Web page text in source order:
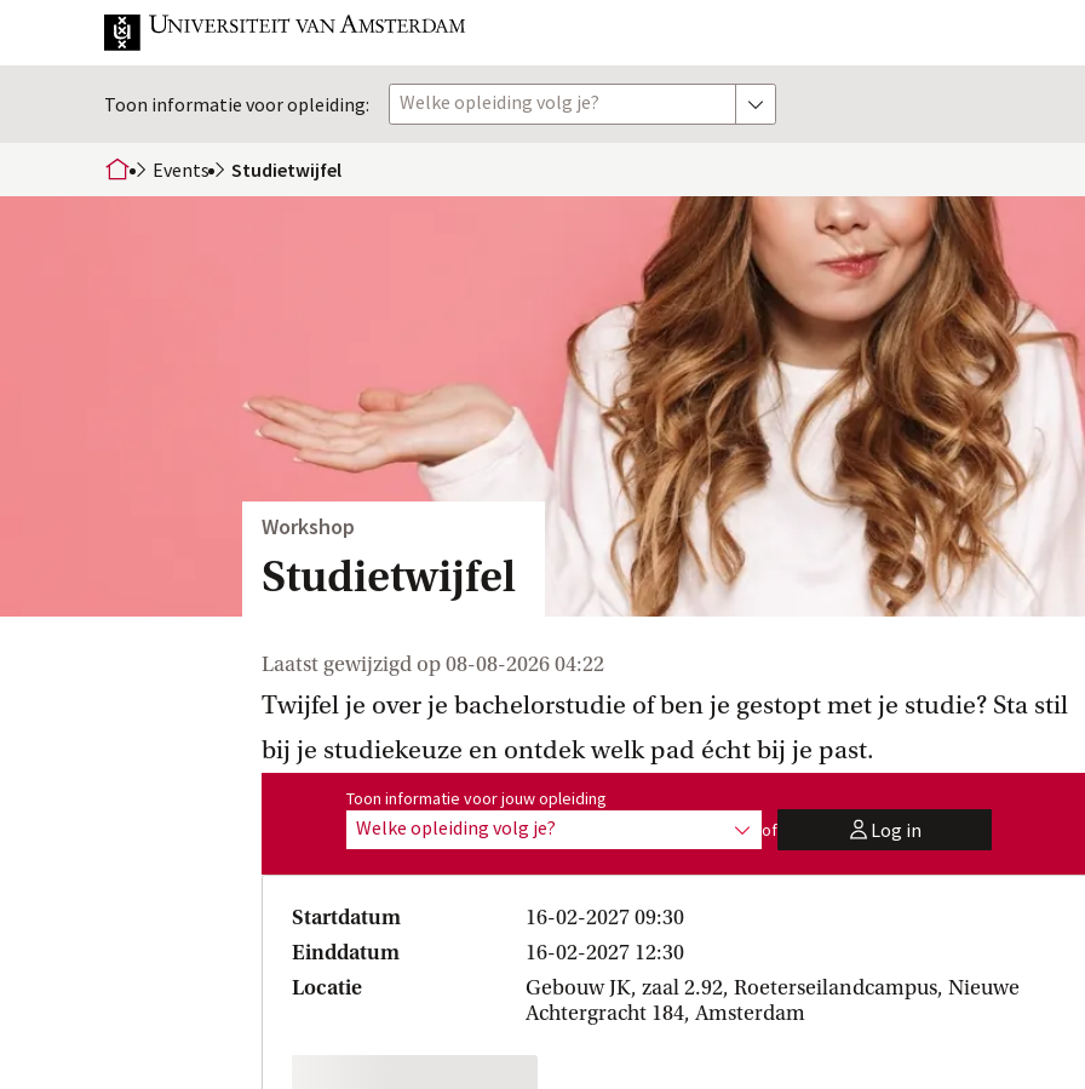
Toon informatie voor opleiding: Welke opleiding volg je? toon opties
home
Events Studietwijfel
Workshop
Studietwijfel
Laatst gewijzigd op08-08-2026 04:22
Twijfel je over je bachelorstudie of ben je gestopt met je studie? Sta stil
bij je studiekeuze en ontdek welk pad écht bij je past.
Toon informatie voor opleiding:
Toon informatie voor jouw opleiding
Welke opleiding volg je? toon opties
of userLog in
Startdatum
16-02-2027 09:30
Einddatum
16-02-2027 12:30
Locatie
Gebouw JK, zaal 2.92, Roeterseilandcampus, Nieuwe
Achtergracht 184, Amsterdam